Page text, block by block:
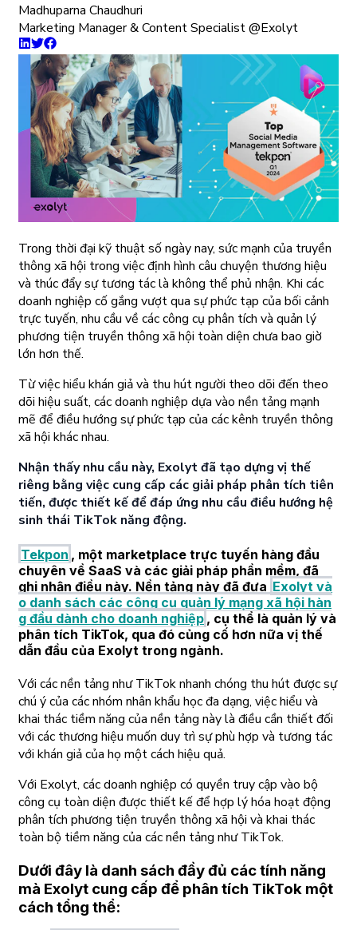
Madhuparna Chaudhuri
Marketing Manager & Content Specialist @Exolyt
Trong thời đại kỹ thuật số ngày nay, sức mạnh của truyền
thông xã hội trong việc định hình câu chuyện thương hiệu
và thúc đẩy sự tương tác là không thể phủ nhận. Khi các
doanh nghiệp cố gắng vượt qua sự phức tạp của bối cảnh
trực tuyến, nhu cầu về các công cụ phân tích và quản lý
phương tiện truyền thông xã hội toàn diện chưa bao giờ
lớn hơn thế.
Từ việc hiểu khán giả và thu hút người theo dõi đến theo
dõi hiệu suất, các doanh nghiệp dựa vào nền tảng mạnh
mẽ để điều hướng sự phức tạp của các kênh truyền thông
xã hội khác nhau.
Nhận thấy nhu cầu này, Exolyt đã tạo dựng vị thế
riêng bằng việc cung cấp các giải pháp phân tích tiên
tiến, được thiết kế để đáp ứng nhu cầu điều hướng hệ
sinh thái TikTok năng động.
Tekpon , một marketplace trực tuyến hàng đầu
chuyên về SaaS và các giải pháp phần mềm, đã
ghi nhận điều này. Nền tảng này đã đưa Exolyt và
o danh sách các công cụ quản lý mạng xã hội hàn
g đầu dành cho doanh nghiệp , cụ thể là quản lý và
phân tích TikTok, qua đó củng cố hơn nữa vị thế
dẫn đầu của Exolyt trong ngành.
Với các nền tảng như TikTok nhanh chóng thu hút được sự
chú ý của các nhóm nhân khẩu học đa dạng, việc hiểu và
khai thác tiềm năng của nền tảng này là điều cần thiết đối
với các thương hiệu muốn duy trì sự phù hợp và tương tác
với khán giả của họ một cách hiệu quả.
Với Exolyt, các doanh nghiệp có quyền truy cập vào bộ
công cụ toàn diện được thiết kế để hợp lý hóa hoạt động
phân tích phương tiện truyền thông xã hội và khai thác
toàn bộ tiềm năng của các nền tảng như TikTok.
Dưới đây là danh sách đầy đủ các tính năng
mà Exolyt cung cấp để phân tích TikTok một
cách tổng thể: